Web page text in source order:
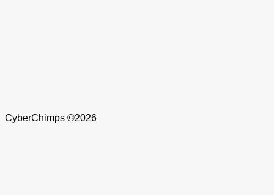
CyberChimps ©2026